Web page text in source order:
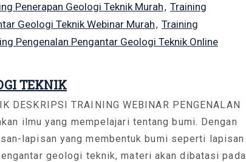
Penerapan Geologi Teknik Murah, Training
Geologi Teknik Webinar Murah, Training
Pengenalan Pengantar Geologi Teknik Online
TEKNIK
DESKRIPSI TRAINING WEBINAR PENGENALAN
ilmu yang mempelajari tentang bumi. Dengan
lapisan yang membentuk bumi seperti lapisan
geologi teknik, materi akan dibatasi pada